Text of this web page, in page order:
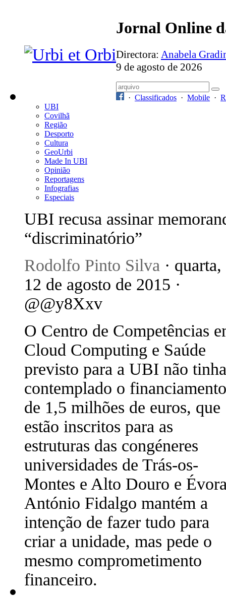
Jornal Online
Directora: Anabela
9 de agosto de 2026
· Classificados · Mobile ·
UBI
Covilhã
Região
Desporto
Cultura
GeoUrbi
Made In UBI
Opinião
Reportagens
Infografias
Especiais
UBI recusa assinar
“discriminatório”
Rodolfo Pinto Silva · quarta,
12 de agosto de 2015 ·
@@y8Xxv
O Centro de Competências
Cloud Computing e Saúde
previsto para a UBI não tinha
contemplado o financiamento
de 1,5 milhões de euros, que
estão inscritos para as
estruturas das congéneres
universidades de Trás-os-
Montes e Alto Douro e
António Fidalgo mantém a
intenção de fazer tudo para
criar a unidade, mas pede o
mesmo comprometimento
financeiro.